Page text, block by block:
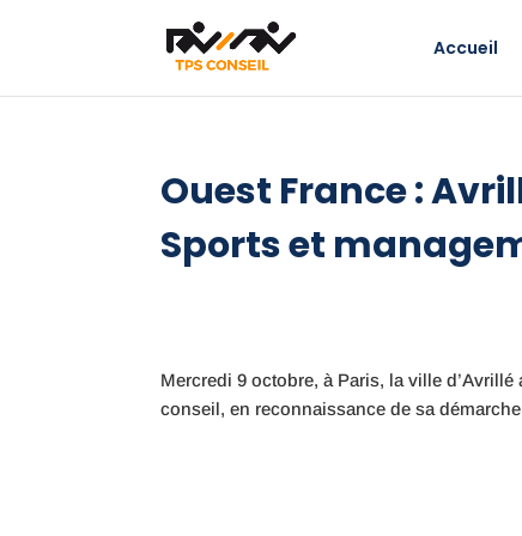
Accueil
Ouest France :
Sports et
Mercredi 9 octobre, à Paris, la ville
conseil, en reconnaissance de sa